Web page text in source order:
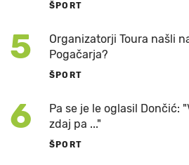
ŠPORT
5
Organizatorji Toura našli
Pogačarja?
ŠPORT
6
Pa se je le oglasil Dončić:
zdaj pa ..."
ŠPORT